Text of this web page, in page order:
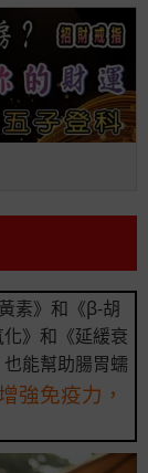
素》和《β-胡
》和《延緩衰
能幫助腸胃蠕
強免疫力，